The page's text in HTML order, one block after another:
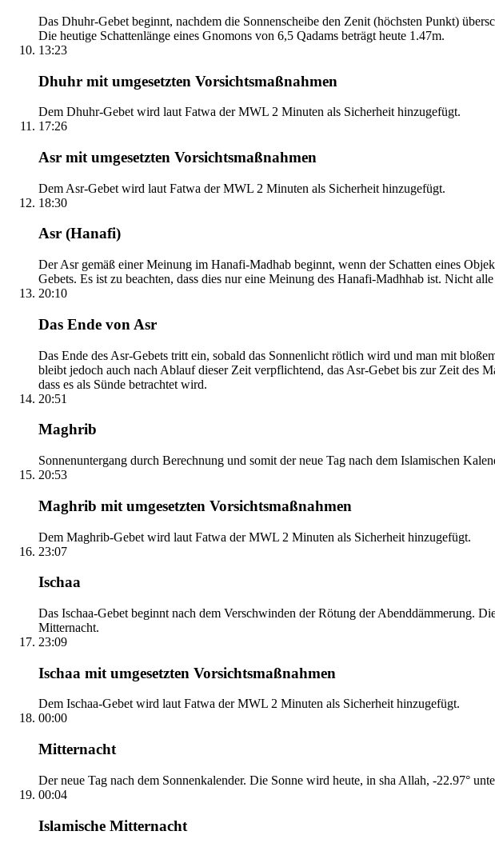
Das Dhuhr-Gebet beginnt, nachdem die Sonnenscheibe den Zenit (höchsten Punkt)
Die heutige Schattenlänge eines Gnomons von 6,5 Qadams beträgt heute 1.47m.
13:23
Dhuhr mit umgesetzten Vorsichtsmaßnahmen
Dem Dhuhr-Gebet wird laut Fatwa der MWL 2 Minuten als Sicherheit hinzugefügt.
17:26
Asr mit umgesetzten Vorsichtsmaßnahmen
Dem Asr-Gebet wird laut Fatwa der MWL 2 Minuten als Sicherheit hinzugefügt.
18:30
Asr (Hanafi)
Der Asr gemäß einer Meinung im Hanafi-Madhab beginnt, wenn der Schatten eines
Gebets. Es ist zu beachten, dass dies nur eine Meinung des Hanafi-Madhhab ist. Nicht
20:10
Das Ende von Asr
Das Ende des Asr-Gebets tritt ein, sobald das Sonnenlicht rötlich wird und man mit
bleibt jedoch auch nach Ablauf dieser Zeit verpflichtend, das Asr-Gebet bis zur Zeit des
dass es als Sünde betrachtet wird.
20:51
Maghrib
Sonnenuntergang durch Berechnung und somit der neue Tag nach dem Islamischen
20:53
Maghrib mit umgesetzten Vorsichtsmaßnahmen
Dem Maghrib-Gebet wird laut Fatwa der MWL 2 Minuten als Sicherheit hinzugefügt.
23:07
Ischaa
Das Ischaa-Gebet beginnt nach dem Verschwinden der Rötung der Abenddämmerung.
Mitternacht.
23:09
Ischaa mit umgesetzten Vorsichtsmaßnahmen
Dem Ischaa-Gebet wird laut Fatwa der MWL 2 Minuten als Sicherheit hinzugefügt.
00:00
Mitternacht
Der neue Tag nach dem Sonnenkalender. Die Sonne wird heute, in sha Allah, -22.97°
00:04
Islamische Mitternacht